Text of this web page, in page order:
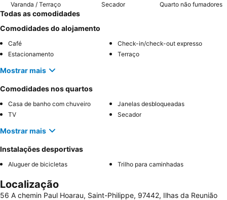
Varanda / Terraço Secador Quarto não fumadores
Todas as comodidades
Comodidades do alojamento
Café
Check-in/check-out expresso
Estacionamento
Terraço
Mostrar mais
Comodidades nos quartos
Casa de banho com chuveiro
Janelas desbloqueadas
TV
Secador
Mostrar mais
Instalações desportivas
Aluguer de bicicletas Trilho para caminhadas
Localização
56 A chemin Paul Hoarau, Saint-Philippe, 97442, Ilhas da Reunião